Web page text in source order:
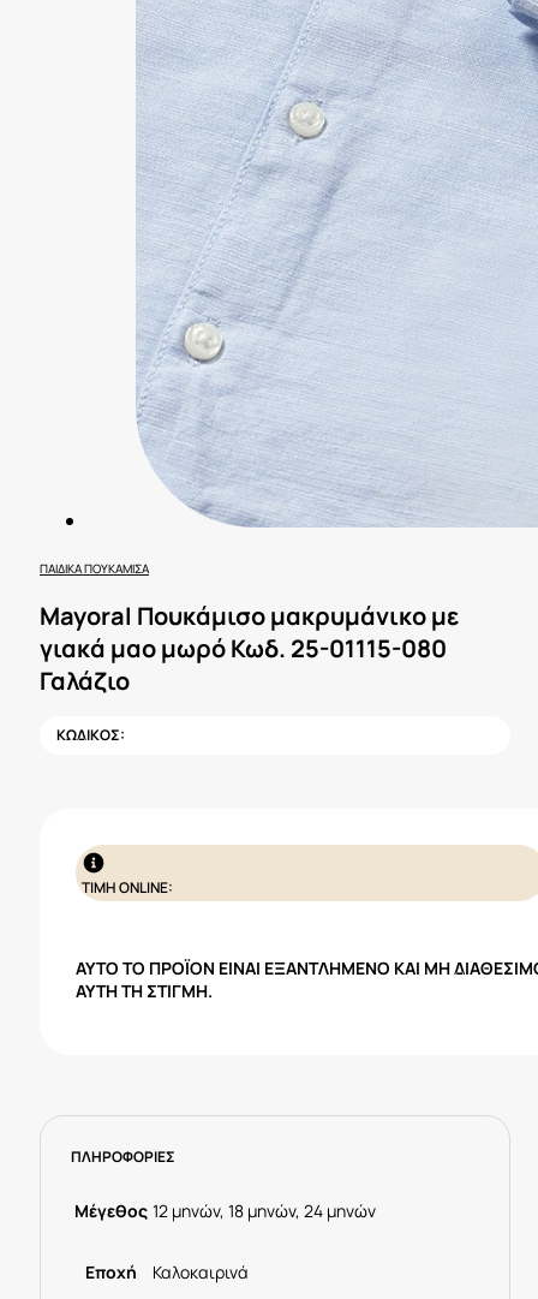
ΠΑΙΔΙΚΆ ΠΟΥΚΆΜΙΣΑ
Mayoral Πουκάμισο μακρυμάνικο με
γιακά μαο μωρό Κωδ. 25-01115-080
Γαλάζιο
ΚΩΔΙΚΟΣ:
ΤΙΜΗ ONLINE:
ΑΥΤΌ ΤΟ ΠΡΟΪΌΝ ΕΊΝΑΙ ΕΞΑΝΤΛΗΜΈΝΟ ΚΑΙ ΜΗ
ΑΥΤΉ ΤΗ ΣΤΙΓΜΉ.
ΠΛΗΡΟΦΟΡΙΕΣ
Μέγεθος 12 μηνών, 18 μηνών, 24 μηνών
Εποχή Καλοκαιρινά